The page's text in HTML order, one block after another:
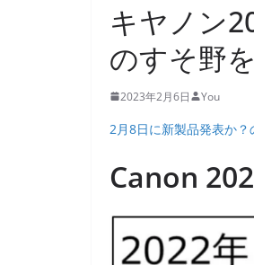
キヤノン
のすそ野
2023年2月6日 You
2月8日に新製品発表か？
Canon